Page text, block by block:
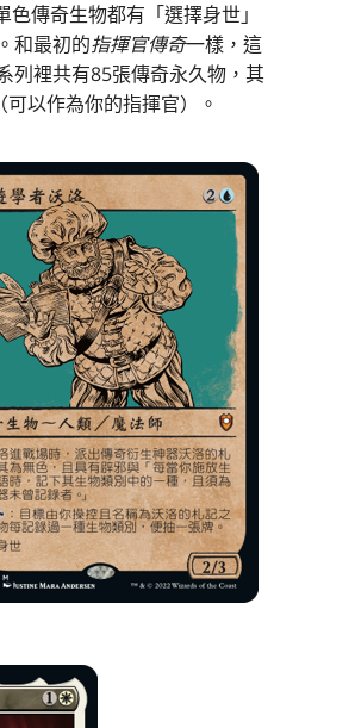
傳奇生物都有「選擇身世」
和最初的指揮官傳奇一樣，這
列裡共有85張傳奇永久物，其
以作為你的指揮官）。